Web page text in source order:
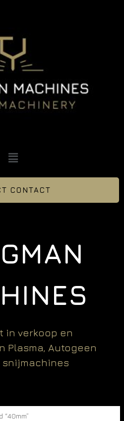
CONTACT
in verkoop en
Plasma, Autogeen
snijmachines